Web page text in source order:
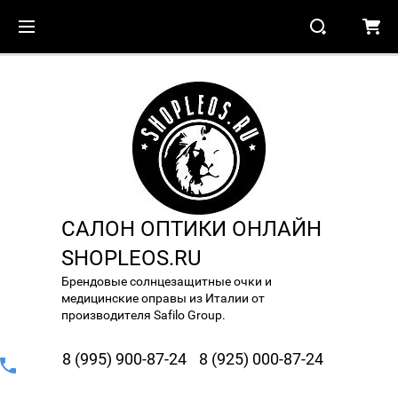
САЛОН ОПТИКИ ОНЛАЙН
SHOPLEOS.RU
Брендовые солнцезащитные очки и
медицинские оправы из Италии от
производителя Safilo Group.
8 (995) 900-87-24 8 (925) 000-87-24